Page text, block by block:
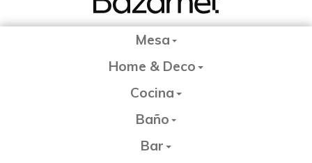
Mesa
Home & Deco
Cocina
Baño
Bar